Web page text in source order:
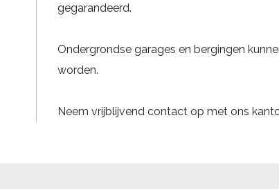
gegarandeerd.
Ondergrondse garages en bergingen
worden.
Neem vrijblijvend contact op met ons